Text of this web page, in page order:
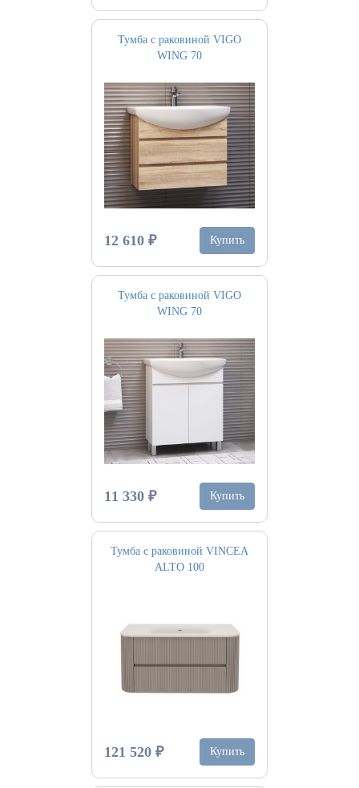
Тумба с раковиной VIGO
WING 70
12 610 ₽ Купить
Тумба с раковиной VIGO
WING 70
11 330 ₽ Купить
Тумба с раковиной VINCEA
ALTO 100
121 520 ₽ Купить